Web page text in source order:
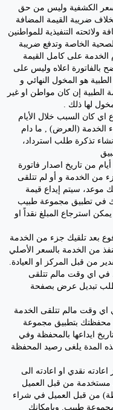
وليس من حق
القيمة المضافة
التنفيذية للمواطنين
الخاصة وتدفع ضريبة
على كامل القيمة
اعلاه وليس على
هو المخول النهائي و
إن كان مواطن او غير
ذلك .
السبب خلال الأيام
(العرض) , ما دام
تذكرة طلب استرداد،
تاريخ اصدار فاتورة
و أو لم تتلقى
سيتم إيداع قيمة
تطبيق مجموعة طبيب
المبلغ نقداً او
تلقيك جزء من الخدمة
الخدمة بالسعر الأصلي
قبل المركز او العيادة.
وقت مالم تتلقى
تبديل عرض بصفحة
مالم تتلقى الخدمة
بتطبيق مجموعة
يوما من تاريخ ايداعها بالمحفظة وفي
يلغى رصيد المحفظة
نقدي او اعادته الى
من قبل العميل
قبل العميل في شراء
طبيب. وبإمكانك